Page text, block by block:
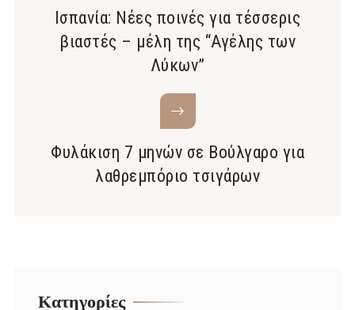
Ισπανία: Νέες ποινές για τέσσερις
βιαστές – μέλη της “Αγέλης των
Λύκων”
Φυλάκιση 7 μηνών σε Βούλγαρο για
λαθρεμπόριο τσιγάρων
Kατηγορίες